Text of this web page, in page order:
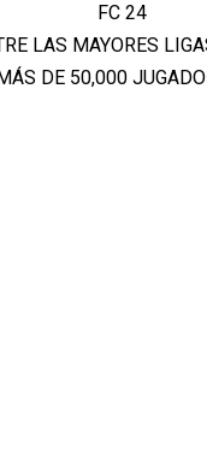
FC 24
LAS MAYORES
DE 50,000